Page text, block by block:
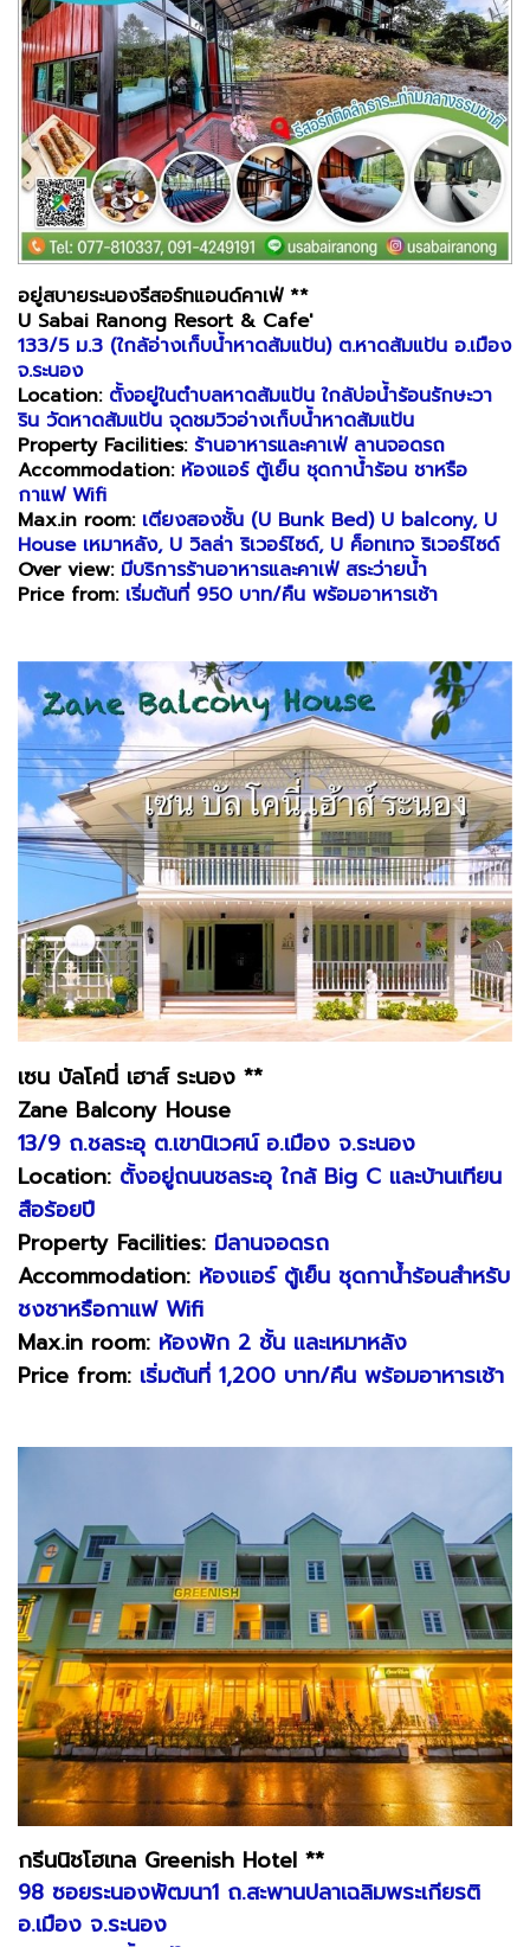
อยู่สบายระนองรีสอร์ทแอนด์คาเฟ่ **
U Sabai Ranong Resort & Cafe'
133/5 ม.3 (ใกล้อ่างเก็บน้ำหาดส้มแป้น) ต.หาดส้มแป้น อ.เมือง
จ.ระนอง
Location:ตั้งอยู่ในตำบลหาดส้มแป้น ใกล้บ่อน้ำร้อนรักษะวา
ริน วัดหาดส้มแป้น จุดชมวิวอ่างเก็บน้ำหาดส้มแป้น
Property Facilities:ร้านอาหารและคาเฟ่ ลานจอดรถ
Accommodation:ห้องแอร์ ตู้เย็น ชุดกาน้ำร้อน ชาหรือ
กาแฟ Wifi
Max.in room:เตียงสองชั้น (U Bunk Bed) U balcony, U
House เหมาหลัง, U วิลล่า ริเวอร์ไซด์, U ค็อทเทจ ริเวอร์ไซด์
Over view:มีบริการร้านอาหารและคาเฟ่ สระว่ายน้ำ
Price from:เริ่มต้นที่ 950 บาท/คืน พร้อมอาหารเช้า
เซน บัลโคนี่ เฮาส์ ระนอง **
Zane Balcony House
13/9 ถ.ชลระอุ ต.เขานิเวศน์ อ.เมือง จ.ระนอง
Location: ตั้งอยู่ถนนชลระอุ ใกล้ Big C และบ้านเทียน
สือร้อยปี
Property Facilities: มีลานจอดรถ
Accommodation: ห้องแอร์ ตู้เย็น ชุดกาน้ำร้อนสำหรับ
ชงชาหรือกาแฟ Wifi
Max.in room: ห้องพัก 2 ชั้น และเหมาหลัง
Price from: เริ่มต้นที่ 1,200 บาท/คืน พร้อมอาหารเช้า
กรีนนิชโฮเทล Greenish Hotel **
98 ซอยระนองพัฒนา1 ถ.สะพานปลาเฉลิมพระเกียรติ
อ.เมือง จ.ระนอง